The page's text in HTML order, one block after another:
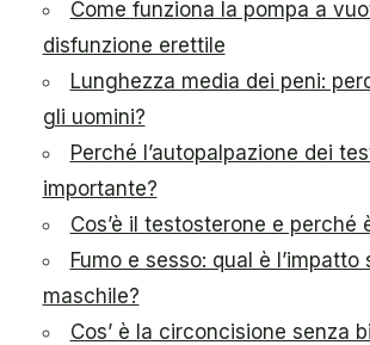
Come funziona la pompa a
disfunzione erettile
Lunghezza media dei peni:
gli uomini?
Perché l’autopalpazione dei
importante?
Cos’è il testosterone e perché
Fumo e sesso: qual è l’impatto
maschile?
Cos’ è la circoncisione senza